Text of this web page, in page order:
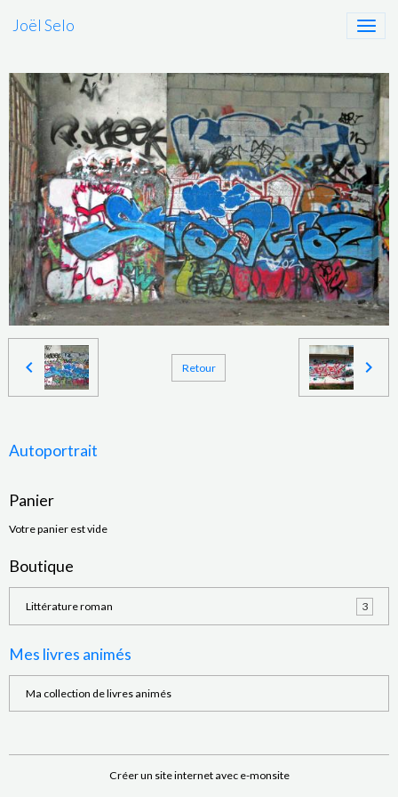
Joël Selo
Retour
Autoportrait
Panier
Votre panier est vide
Boutique
Littérature roman 3
Mes livres animés
Ma collection de livres animés
Créer un site internet avec e-monsite